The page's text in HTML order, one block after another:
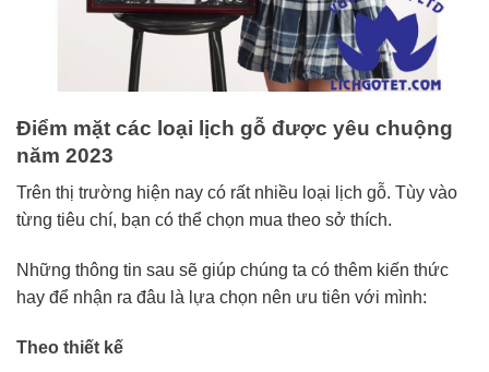
Điểm mặt các loại lịch gỗ được yêu chuộng
năm 2023
Trên thị trường hiện nay có rất nhiều loại lịch gỗ. Tùy vào
từng tiêu chí, bạn có thể chọn mua theo sở thích.
Những thông tin sau sẽ giúp chúng ta có thêm kiến thức
hay để nhận ra đâu là lựa chọn nên ưu tiên với mình:
Theo thiết kế